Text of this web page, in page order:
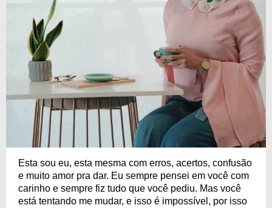
Esta sou eu, esta mesma com erros, acertos, confusão
e muito amor pra dar. Eu sempre pensei em você com
carinho e sempre fiz tudo que você pediu. Mas você
está tentando me mudar, e isso é impossível, por isso